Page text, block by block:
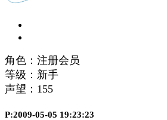
角色：注册会员
等级：新手
声望： 155
P:2009-05-05 19:23:23